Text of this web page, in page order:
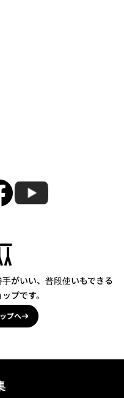
がいい、普段使いもできる
プです。
プへ